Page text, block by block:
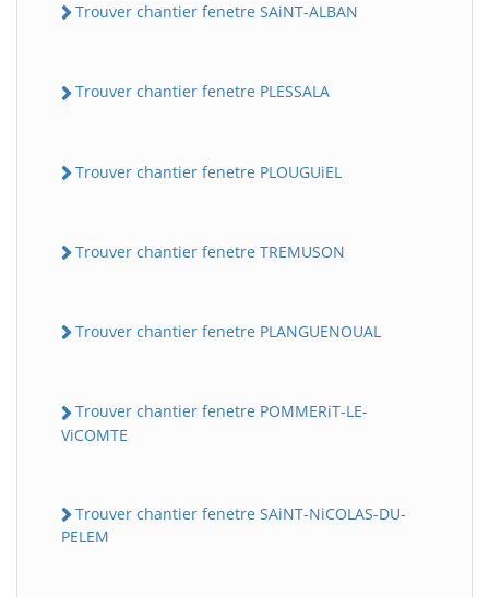
Trouver chantier fenetre SAiNT-ALBAN
Trouver chantier fenetre PLESSALA
Trouver chantier fenetre PLOUGUiEL
Trouver chantier fenetre TREMUSON
Trouver chantier fenetre PLANGUENOUAL
Trouver chantier fenetre POMMERiT-LE-
ViCOMTE
Trouver chantier fenetre SAiNT-NiCOLAS-DU-
PELEM